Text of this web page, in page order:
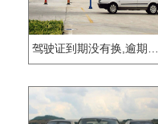
驾驶证到期没有换,逾期怎么办??